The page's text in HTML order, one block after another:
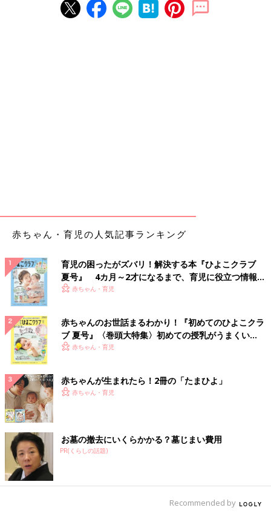
赤ちゃん・育児の人気記事ランキング
育児の困ったがズバリ！解決する本『ひよこクラブ
夏号』 4カ月～2才になるまで、育児に役立つ情報が
いっぱい！
赤ちゃん・育児
赤ちゃんのお世話まるわかり！『初めてのひよこクラ
ブ 夏号』〈巻頭大特集〉初めての授乳がうまくい
く！ おっぱい・ミルクの基本と夏のトラブル 解決テ
赤ちゃん・育児
赤ちゃんが生まれたら！2冊の「たまひよ」
赤ちゃん・育児
お墓の撤去にいくらかかる？墓じまい費用
PR(くらしの話題)
Recommended by